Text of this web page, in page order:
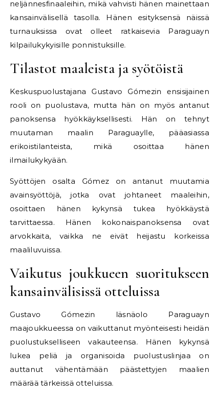
neljännesfinaaleihin, mikä vahvisti hänen mainettaan
kansainvälisellä tasolla. Hänen esityksensä näissä
turnauksissa ovat olleet ratkaisevia Paraguayn
kilpailukykyisille ponnistuksille.
Tilastot maaleista ja syötöistä
Keskuspuolustajana Gustavo Gómezin ensisijainen
rooli on puolustava, mutta hän on myös antanut
panoksensa hyökkäyksellisesti. Hän on tehnyt
muutaman maalin Paraguaylle, pääasiassa
erikoistilanteista, mikä osoittaa hänen
ilmailukykyään.
Syöttöjen osalta Gómez on antanut muutamia
avainsyöttöjä, jotka ovat johtaneet maaleihin,
osoittaen hänen kykynsä tukea hyökkäystä
tarvittaessa. Hänen kokonaispanoksensa ovat
arvokkaita, vaikka ne eivät heijastu korkeissa
maaliluvuissa.
Vaikutus joukkueen suoritukseen
kansainvälisissä otteluissa
Gustavo Gómezin läsnäolo Paraguayn
maajoukkueessa on vaikuttanut myönteisesti heidän
puolustukselliseen vakauteensa. Hänen kykynsä
lukea peliä ja organisoida puolustuslinjaa on
auttanut vähentämään päästettyjen maalien
määrää tärkeissä otteluissa.